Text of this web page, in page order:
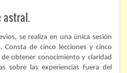
astral.
se realiza en una única sesión
de cinco lecciones y cinco
obtener conocimiento y claridad
sobre las experiencias fuera del